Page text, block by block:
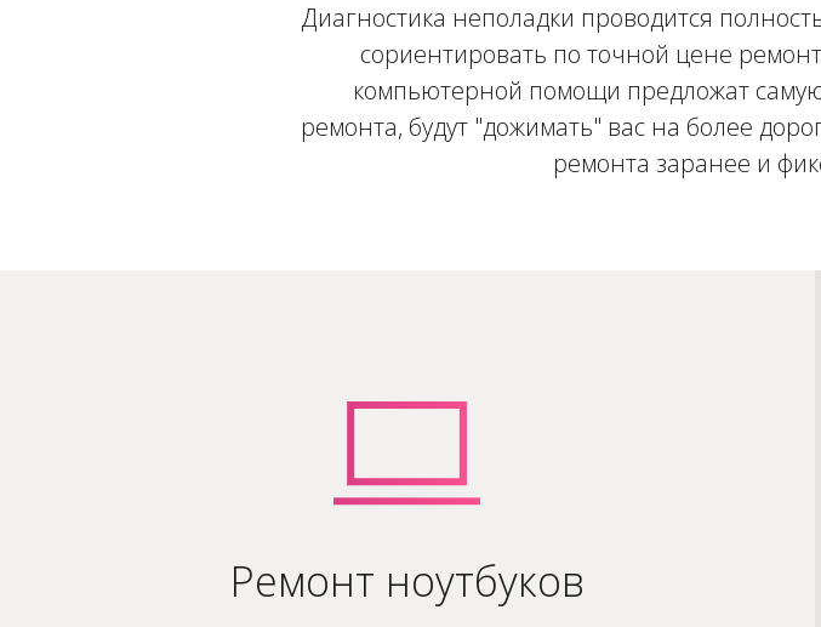
Диагностика неполадки проводится
сориентировать по точной цене
компьютерной помощи предложат
ремонта, будут "дожимать" вас на более
ремонта заранее и
Ремонт ноутбуков